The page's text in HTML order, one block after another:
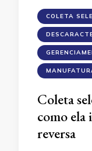
COLETA
Coleta
como ela
reversa